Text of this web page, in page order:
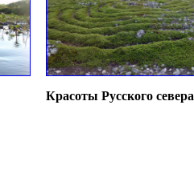
Красоты Русского севера